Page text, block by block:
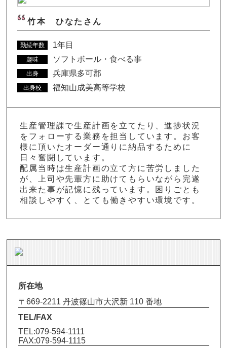
竹本 ひなたさん
勤続年数 1年目
趣味 ソフトボール・食べる事
出身 兵庫県多可郡
出身校 福知山成美高等学校
生産管理課で生産計画を立てたり、進捗状況
をフォローする業務を担当しています。お客
様に頂いたオーダー通りに納品するために
日々奮闘しています。
配属当時は生産計画の立て方に苦労しました
が、上司や先輩方に助けてもらいながら完遂
出来た事が記憶に残っています。困りごとも
相談しやすく、とても働きやすい環境です。
所在地
〒669-2211 丹波篠山市大沢新 110 番地
TEL/FAX
TEL:079-594-1111
FAX:079-594-1115